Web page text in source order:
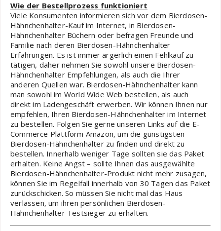
Wie der Bestellprozess funktioniert
Viele Konsumenten informieren sich vor dem Bierdosen-
Hähnchenhalter-Kauf im Internet, in Bierdosen-
Hähnchenhalter Büchern oder befragen Freunde und
Familie nach deren Bierdosen-Hähnchenhalter
Erfahrungen. Es ist immer ärgerlich einen Fehlkauf zu
tätigen, daher nehmen Sie sowohl unsere Bierdosen-
Hähnchenhalter Empfehlungen, als auch die Ihrer
anderen Quellen war. Bierdosen-Hähnchenhalter kann
man sowohl im World Wide Web bestellen, als auch
direkt im Ladengeschäft erwerben. Wir können Ihnen nur
empfehlen, Ihren Bierdosen-Hähnchenhalter im Internet
zu bestellen. Folgen Sie gerne unseren Links auf die E-
Commerce Plattform Amazon, um die günstigsten
Bierdosen-Hähnchenhalter zu finden und direkt zu
bestellen. Innerhalb weniger Tage sollten sie das Paket
erhalten. Keine Angst – sollte Ihnen das ausgewählte
Bierdosen-Hähnchenhalter-Produkt nicht mehr zusagen,
können Sie im Regelfall innerhalb von 30 Tagen das Paket
zurückschicken. So müssen Sie nicht mal das Haus
verlassen, um ihren persönlichen Bierdosen-
Hähnchenhalter Testsieger zu erhalten.